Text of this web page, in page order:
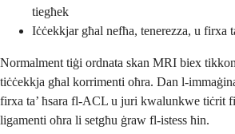
tiegħek
Iċċekkjar għal nefħa, tenerezza, u firxa
Normalment tiġi ordnata skan MRI biex
tiċċekkja għal korrimenti oħra. Dan l-
firxa ta’ ħsara fl-ACL u juri kwalunkwe tiċrit
ligamenti oħra li setgħu ġraw fl-istess ħin.